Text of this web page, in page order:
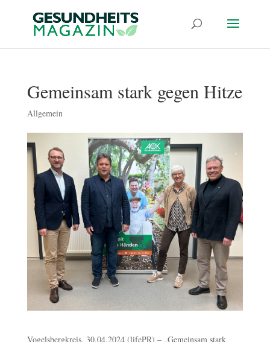
Gemeinsam stark gegen Hitze
Allgemein
Vogelsbergkreis, 30.04.2024 (lifePR) – „Gemeinsam stark